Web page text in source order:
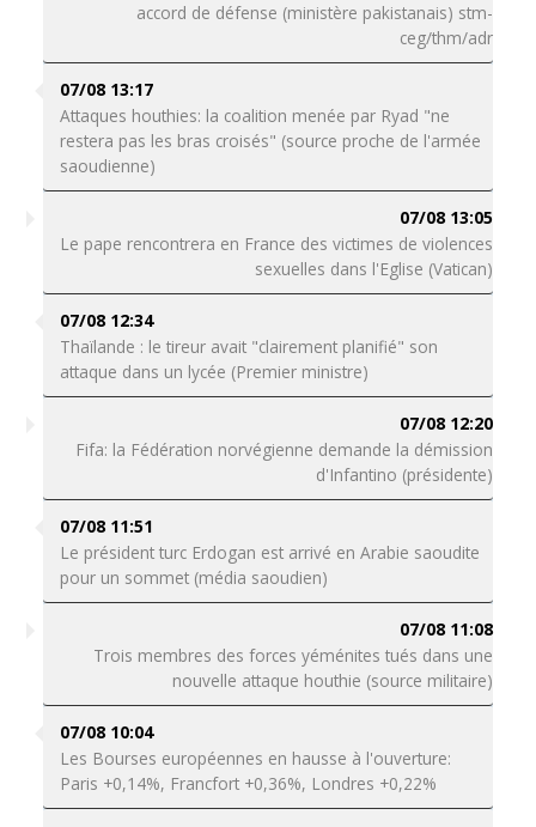
accord de défense (ministère pakistanais) stm-
ceg/thm/adr
07/08 13:17
Attaques houthies: la coalition menée par Ryad "ne
restera pas les bras croisés" (source proche de l'armée
saoudienne)
07/08 13:05
Le pape rencontrera en France des victimes de violences
sexuelles dans l'Eglise (Vatican)
07/08 12:34
Thaïlande : le tireur avait "clairement planifié" son
attaque dans un lycée (Premier ministre)
07/08 12:20
Fifa: la Fédération norvégienne demande la démission
d'Infantino (présidente)
07/08 11:51
Le président turc Erdogan est arrivé en Arabie saoudite
pour un sommet (média saoudien)
07/08 11:08
Trois membres des forces yéménites tués dans une
nouvelle attaque houthie (source militaire)
07/08 10:04
Les Bourses européennes en hausse à l'ouverture:
Paris +0,14%, Francfort +0,36%, Londres +0,22%